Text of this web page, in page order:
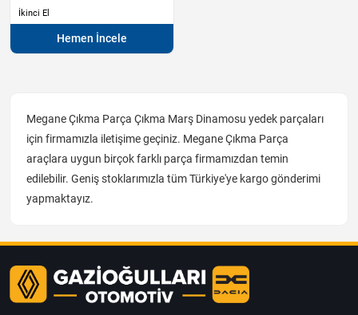
İkinci El
Hemen İncele
Megane Çıkma Parça Çıkma Marş Dinamosu yedek parçaları
için firmamızla iletişime geçiniz. Megane Çıkma Parça
araçlara uygun birçok farklı parça firmamızdan temin
edilebilir. Geniş stoklarımızla tüm Türkiye'ye kargo gönderimi
yapmaktayız.